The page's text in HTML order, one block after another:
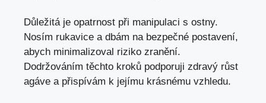
Důležitá je opatrnost při manipulaci s ostny.
Nosím rukavice a dbám na bezpečné postavení,
abych minimalizoval riziko zranění.
Dodržováním těchto kroků podporuji zdravý růst
agáve a přispívám k jejímu krásnému vzhledu.